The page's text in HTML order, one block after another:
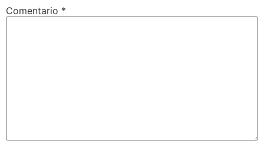
Comentario *